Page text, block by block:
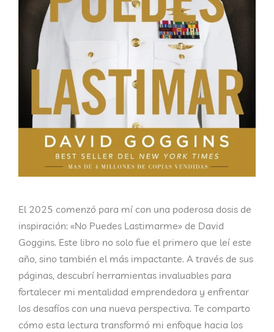
El 2025 comenzó para mí con una poderosa dosis de
inspiración: «No Puedes Lastimarme» de David
Goggins. Este libro no solo fue el primero que leí este
año, sino también el más impactante. A través de sus
páginas, descubrí herramientas invaluables para
fortalecer mi mentalidad emprendedora y enfrentar
los desafíos con una nueva perspectiva. Te comparto
cómo esta lectura transformó mi enfoque hacia los